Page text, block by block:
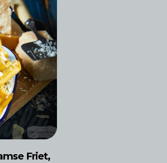
Friet,